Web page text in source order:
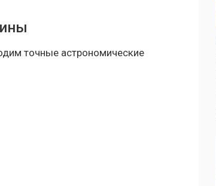
точные астрономические